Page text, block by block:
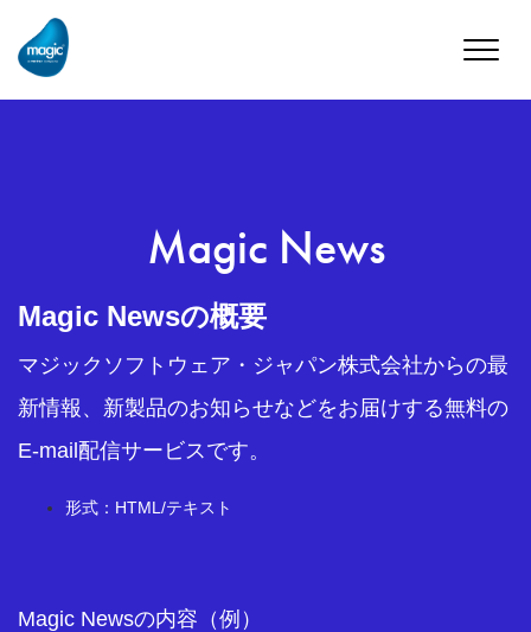
Toggle
Magic News
Magic Newsの概要
マジックソフトウェア・ジャパン株式会社からの最
新情報、新製品のお知らせなどをお届けする無料の
E-mail配信サービスです。
形式：HTML/テキスト
Magic Newsの内容（例）